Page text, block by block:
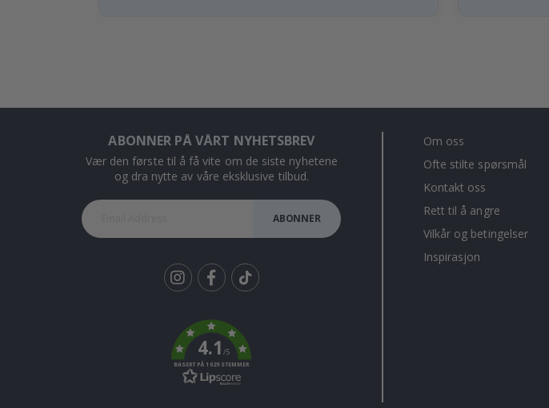
ABONNER PÅ VÅRT NYHETSBREV
Vær den første til å få vite om de siste nyhetene
og dra nytte av våre eksklusive tilbud.
ABONNER
k
4.1/5
BASERT PÅ 1029 STEMMER
Om oss
Ofte stilte spørsmål
Kontakt oss
Rett til å angre
Vilkår og betingelser
Inspirasjon